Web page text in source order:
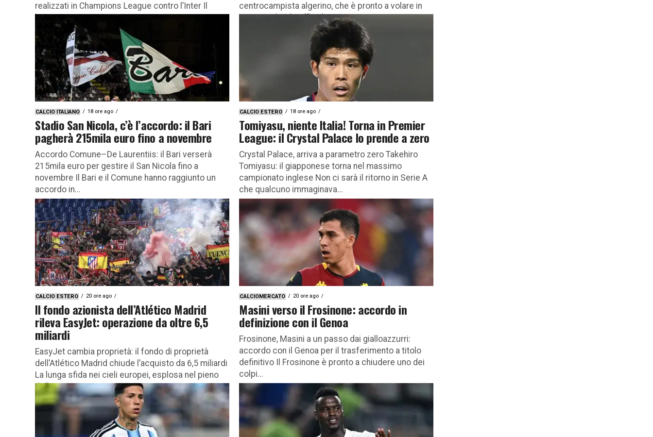
realizzati in Champions League contro l’Inter Il
legame...
centrocampista algerino, che è pronto a volare in
Qatar Si chiude ufficialmente...
CALCIO ITALIANO 18 ore ago
Stadio San Nicola, c’è l’accordo: il Bari
pagherà 215mila euro fino a novembre
Accordo Comune–De Laurentiis: il Bari verserà
215mila euro per gestire il San Nicola fino a
novembre Il Bari e il Comune hanno raggiunto un
accordo in...
CALCIO ESTERO 18 ore ago
Tomiyasu, niente Italia! Torna in Premier
League: il Crystal Palace lo prende a zero
Crystal Palace, arriva a parametro zero Takehiro
Tomiyasu: il giapponese torna nel massimo
campionato inglese Non ci sarà il ritorno in Serie A
che qualcuno immaginava...
CALCIO ESTERO 20 ore ago
Il fondo azionista dell’Atlético Madrid
rileva EasyJet: operazione da oltre 6,5
miliardi
EasyJet cambia proprietà: il fondo di proprietà
dell’Atlético Madrid chiude l’acquisto da 6,5 miliardi
La lunga sfida nei cieli europei, esplosa nel pieno
delle vacanze estive,...
CALCIOMERCATO 20 ore ago
Masini verso il Frosinone: accordo in
definizione con il Genoa
Frosinone, Masini a un passo dai gialloazzurri:
accordo con il Genoa per il trasferimento a titolo
definitivo Il Frosinone è pronto a chiudere uno dei
colpi...